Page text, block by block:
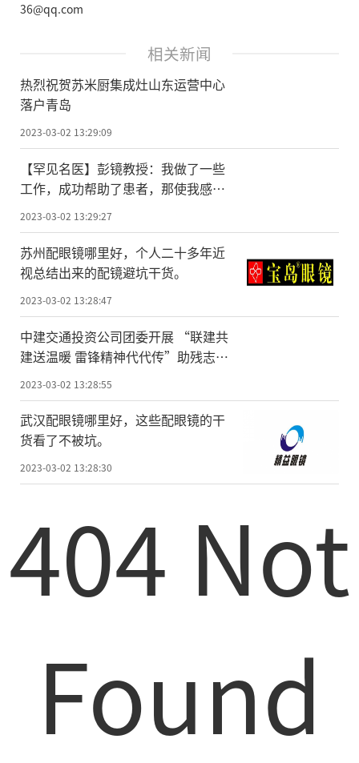
36@qq.com
相关新闻
热烈祝贺苏米厨集成灶山东运营中心
落户青岛
2023-03-02 13:29:09
【罕见名医】彭镜教授：我做了一些
工作，成功帮助了患者，那使我感到
自豪
2023-03-02 13:29:27
苏州配眼镜哪里好，个人二十多年近
视总结出来的配镜避坑干货。
2023-03-02 13:28:47
中建交通投资公司团委开展 “联建共
建送温暖 雷锋精神代代传”助残志愿
2023-03-02 13:28:55
武汉配眼镜哪里好，这些配眼镜的干
货看了不被坑。
2023-03-02 13:28:30
404 Not
Found